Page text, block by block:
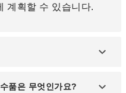
계획할 수 있습니다.
, 독일인의 영어 능력
품은 무엇인가요?